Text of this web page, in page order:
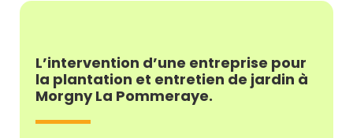
L’intervention d’une entreprise pour
la plantation et entretien de jardin à
Morgny La Pommeraye.